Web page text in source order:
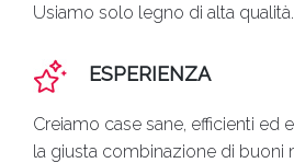
Usiamo solo legno di alta qualità.
ESPERIENZA
Creiamo case sane, efficienti ed
la giusta combinazione di buoni